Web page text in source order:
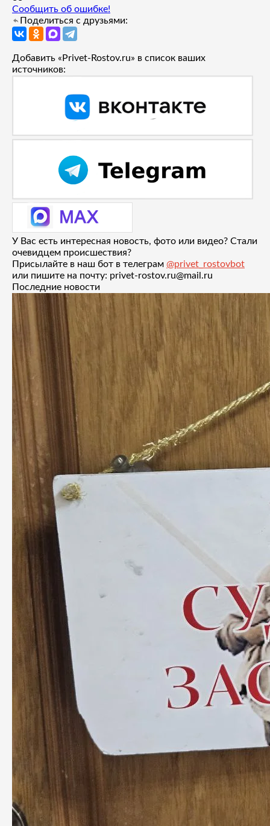
Сообщить об ошибке!
Поделиться с друзьями:
Добавить «Privet-Rostov.ru» в список ваших
источников:
У Вас есть интересная новость, фото или видео? Стали
очевидцем происшествия?
Присылайте в наш бот в телеграм @privet_rostovbot
или пишите на почту: privet-rostov.ru@mail.ru
Последние новости